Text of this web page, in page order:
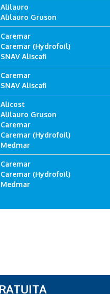
Alilauro
Alilauro Gruson
Caremar
Caremar (Hydrofoil)
SNAV Aliscafi
Caremar
SNAV Aliscafi
Alicost
Alilauro Gruson
Caremar
Caremar (Hydrofoil)
Medmar
Caremar
Caremar (Hydrofoil)
Medmar